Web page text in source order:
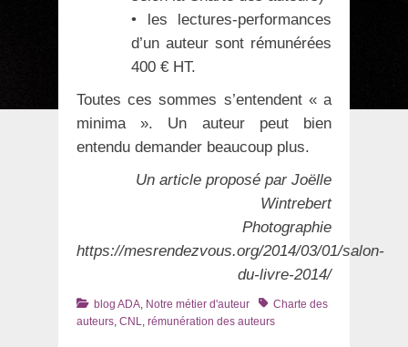
• les lectures-performances
d’un auteur sont rémunérées
400 € HT.
Toutes ces sommes s’entendent « a
minima ». Un auteur peut bien
entendu demander beaucoup plus.
Un article proposé par Joëlle
Wintrebert
Photographie
https://mesrendezvous.org/2014/03/01/salon-
du-livre-2014/
Catégories
blog ADA, Notre métier d'auteur TagsCharte des
auteurs, CNL, rémunération des auteurs